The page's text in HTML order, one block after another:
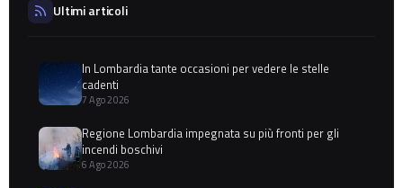
Ultimi articoli
In Lombardia tante occasioni per vedere le stelle
cadenti
7 Ago 2026
Regione Lombardia impegnata su più fronti per gli
incendi boschivi
6 Ago 2026